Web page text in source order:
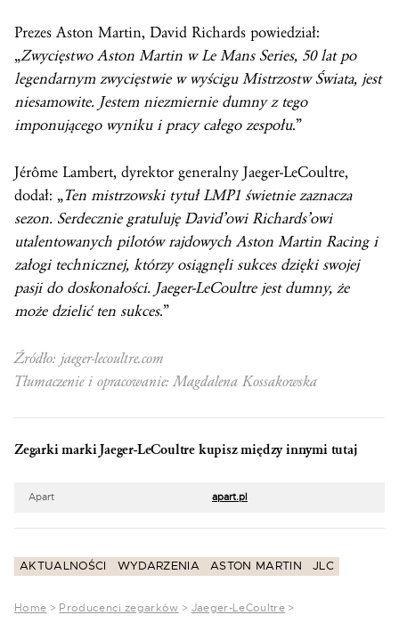
Prezes Aston Martin, David Richards powiedział:
„Zwycięstwo Aston Martin w Le Mans Series, 50 lat po
legendarnym zwycięstwie w wyścigu Mistrzostw Świata, jest
niesamowite. Jestem niezmiernie dumny z tego
imponującego wyniku i pracy całego zespołu.”
Jérôme Lambert, dyrektor generalny Jaeger-LeCoultre,
dodał: „Ten mistrzowski tytuł LMP1 świetnie zaznacza
sezon. Serdecznie gratuluję David’owi Richards’owi
utalentowanych pilotów rajdowych Aston Martin Racing i
załogi technicznej, którzy osiągnęli sukces dzięki swojej
pasji do doskonałości. Jaeger-LeCoultre jest dumny, że
może dzielić ten sukces.”
Źródło: jaeger-lecoultre.com
Tłumaczenie i opracowanie: Magdalena Kossakowska
Zegarki marki Jaeger-LeCoultre kupisz między innymi tutaj
Apart apart.pl
AKTUALNOŚCI WYDARZENIA ASTON MARTIN JLC
Home > Producenci zegarków > Jaeger-LeCoultre>